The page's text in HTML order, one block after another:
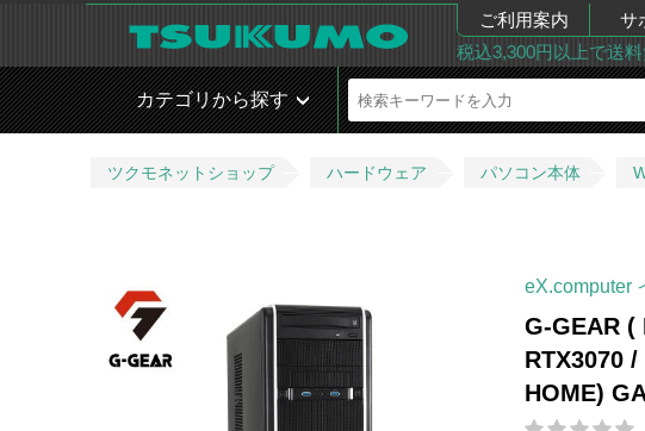
ご利用案内 サ
税込3,300円以上で送
カテゴリから探す
ツクモネットショップ ハードウェア パソコン本体
eX.computer
G-GEAR (
RTX3070
HOME)